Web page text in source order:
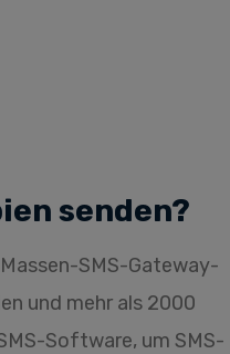
senden?
SMS-Gateway-
und mehr als 2000
Software, um SMS-